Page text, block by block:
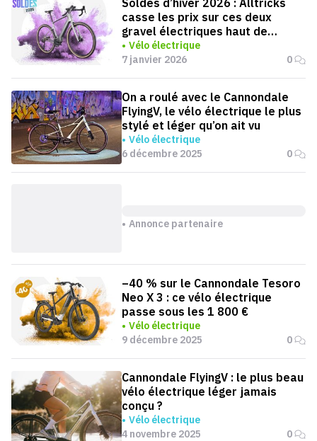
casse les prix sur ces deux
gravel électriques haut de
gamme
Vélo électrique
7 janvier 2026
0
On a roulé avec le Cannondale
FlyingV, le vélo électrique le plus
stylé et léger qu’on ait vu
Vélo électrique
6 décembre 2025
0
Annonce partenaire
–40 % sur le Cannondale Tesoro
Neo X 3 : ce vélo électrique
passe sous les 1 800 €
Vélo électrique
9 décembre 2025
0
Cannondale FlyingV : le plus beau
vélo électrique léger jamais
conçu ?
Vélo électrique
4 novembre 2025
0